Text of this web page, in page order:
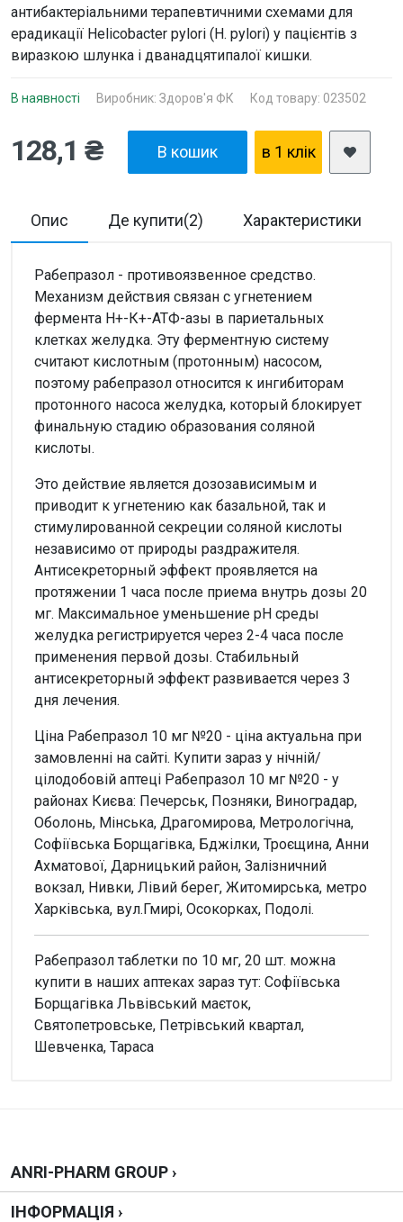
антибактеріальними терапевтичними схемами для
ерадикації Helicobacter pylori (H. pylori) у пацієнтів з
виразкою шлунка і дванадцятипалої кишки.
В наявності Виробник: Здоров'я ФК Код товару: 023502
128,1 ₴ В кошик в 1 клiк
Опис Де купити(2) Характеристики
Рабепразол - противоязвенное средство.
Механизм действия связан с угнетением
фермента Н+-К+-АТФ-азы в париетальных
клетках желудка. Эту ферментную систему
считают кислотным (протонным) насосом,
поэтому рабепразол относится к ингибиторам
протонного насоса желудка, который блокирует
финальную стадию образования соляной
кислоты.
Это действие является дозозависимым и
приводит к угнетению как базальной, так и
стимулированной секреции соляной кислоты
независимо от природы раздражителя.
Антисекреторный эффект проявляется на
протяжении 1 часа после приема внутрь дозы 20
мг. Максимальное уменьшение рН среды
желудка регистрируется через 2-4 часа после
применения первой дозы. Стабильный
антисекреторный эффект развивается через 3
дня лечения.
Ціна Рабепразол 10 мг №20 - ціна актуальна при
замовленні на сайті. Купити зараз у нічній/
цілодобовій аптеці Рабепразол 10 мг №20 - у
районах Києва: Печерськ, Позняки, Виноградар,
Оболонь, Мінська, Драгомирова, Метрологічна,
Софіївська Борщагівка, Бджілки, Троєщина, Анни
Ахматової, Дарницький район, Залізничний
вокзал, Нивки, Лівий берег, Житомирська, метро
Харківська, вул.Гмирі, Осокорках, Подолі.
Рабепразол таблетки по 10 мг, 20 шт. можна
купити в наших аптеках зараз тут: Софіївська
Борщагівка Львівський маєток,
Святопетровське, Петрівський квартал,
Шевченка, Тараса
Написати відгук
ANRI-PHARM GROUP ›
ІНФОРМАЦІЯ ›